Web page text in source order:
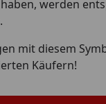
werden
mit diesem
Käufern!